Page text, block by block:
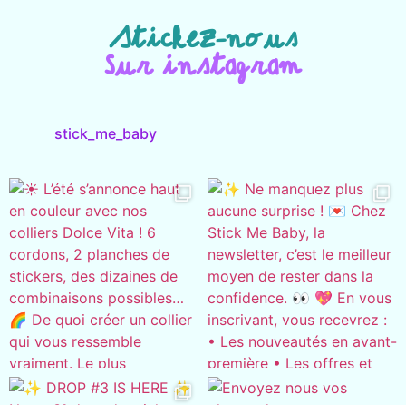
Stickez-nous
Sur instagram
stick_me_baby